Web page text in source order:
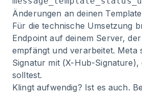
Änderungen an deinen
Für die technische Umsetzung
Endpoint auf deinem Server,
empfängt und verarbeitet. Meta
Signatur mit (X-Hub-Signature),
solltest.
Klingt aufwendig? Ist es auch.